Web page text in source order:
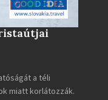
a téli
miatt korlátozzák.